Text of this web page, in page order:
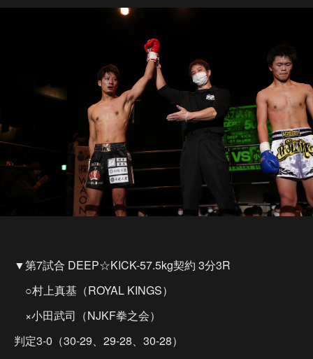
▼第7試合 DEEP☆KICK-57.5kg契約 3分3R
○村上真基（ROYAL KINGS）
×小田武司（NJKF拳之会）
判定3-0（30-29、29-28、30-28）